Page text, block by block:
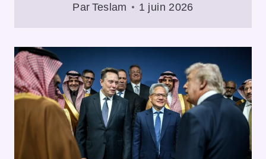
Par Teslam 1 juin 2026